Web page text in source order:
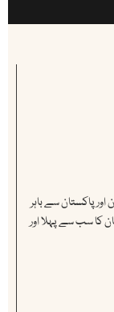
پاکستان سے باہر
کا سب سے پہلا اور